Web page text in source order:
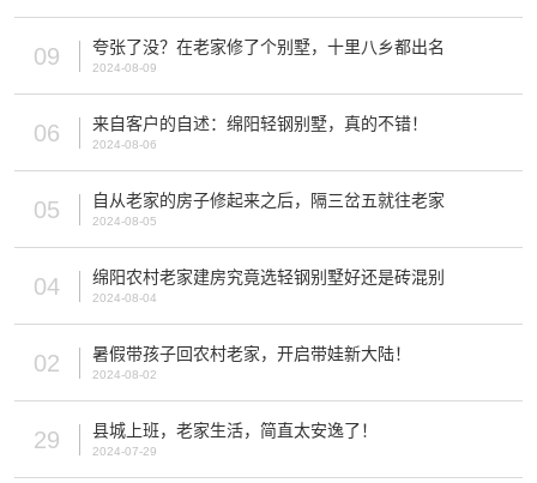
09 夸张了没？在老家修了个别墅，十里八乡都出名
2024-08-09
06 来自客户的自述：绵阳轻钢别墅，真的不错！
2024-08-06
05 自从老家的房子修起来之后，隔三岔五就往老家
2024-08-05
04 绵阳农村老家建房究竟选轻钢别墅好还是砖混别
2024-08-04
02 暑假带孩子回农村老家，开启带娃新大陆！
2024-08-02
29 县城上班，老家生活，简直太安逸了！
2024-07-29